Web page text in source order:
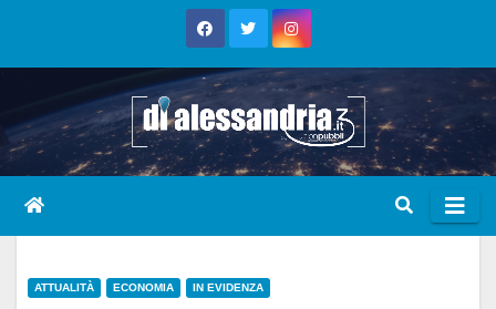
ATTUALITÀ ECONOMIA IN EVIDENZA